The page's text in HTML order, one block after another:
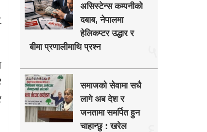
असिस्टेन्स कम्पनीको
दबाब, नेपालमा
हेलिकप्टर उद्धार र
बीमा प्रणालीमाथि प्रश्न
समाजको सेवामा सधै
लागे अब देश र
जनतामा समर्पित हुन
चाहान्छु : खरेल